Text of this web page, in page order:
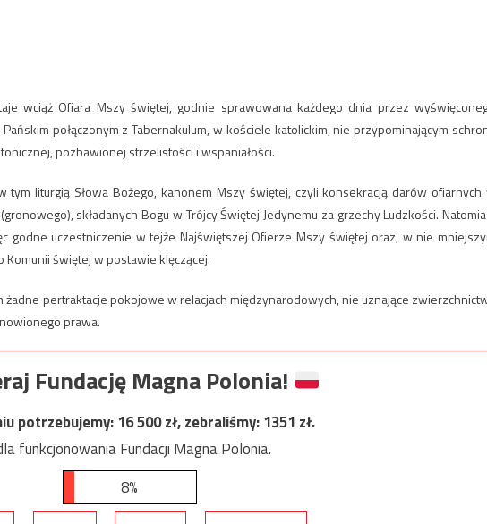
wciąż Ofiara Mszy świętej, godnie sprawowana każdego dnia przez
połączonym z Tabernakulum, w kościele katolickim, nie przypominającym
pozbawionej strzelistości i wspaniałości.
tym liturgią Słowa Bożego, kanonem Mszy świętej, czyli konsekracją darów ofiarnych
składanych Bogu w Trójcy Świętej Jedynemu za grzechy Ludzkości.
godne uczestniczenie w tejże Najświętszej Ofierze Mszy świętej oraz, w nie
świętej w postawie klęczącej.
pertraktacje pokojowe w relacjach międzynarodowych, nie uznające
prawa.
Fundację Magna Polonia!
potrzebujemy:16 500zł, zebraliśmy:1351 zł.
funkcjonowania Fundacji Magna Polonia.
8%